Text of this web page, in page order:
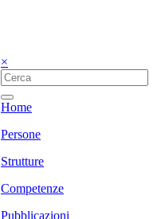
×
Home
Persone
Strutture
Competenze
Pubblicazioni